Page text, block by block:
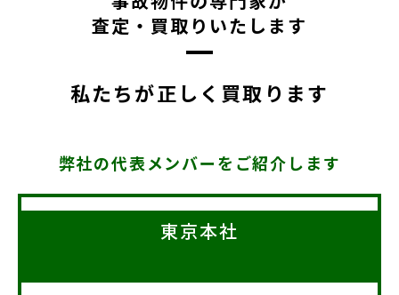
【メディア掲載情報】NHK「ダークサイドミステリー」
にて取り上げられました
2025.10.14 メディア掲載情報
査定・買取りいたします
私たちが正しく買取ります
弊社の代表メンバーをご紹介します
東京本社